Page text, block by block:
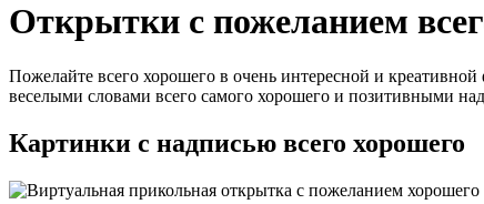
Открытки с пожеланием
Пожелайте всего хорошего в очень интересной и
веселыми словами всего самого хорошего и позитивными
Картинки с надписью всего хорошего